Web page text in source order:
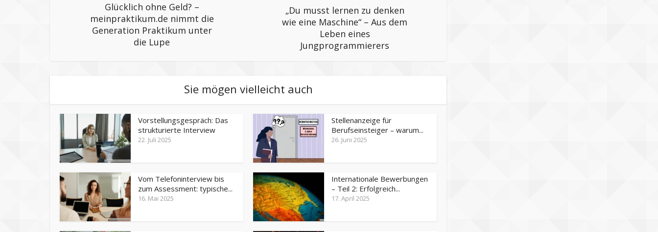
Glücklich ohne Geld? –
meinpraktikum.de nimmt die
Generation Praktikum unter
die Lupe
„Du musst lernen zu denken
wie eine Maschine“ – Aus dem
Leben eines
Jungprogrammierers
Sie mögen vielleicht auch
Vorstellungsgespräch: Das
strukturierte Interview
22. Juli 2025
Stellenanzeige für
Berufseinsteiger – warum...
26. Juni 2025
Vom Telefoninterview bis
zum Assessment: typische...
16. Mai 2025
Internationale Bewerbungen
– Teil 2: Erfolgreich...
17. April 2025